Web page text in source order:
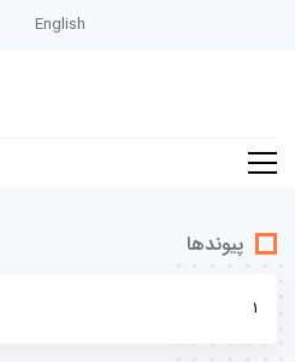
English
پیوندها
1